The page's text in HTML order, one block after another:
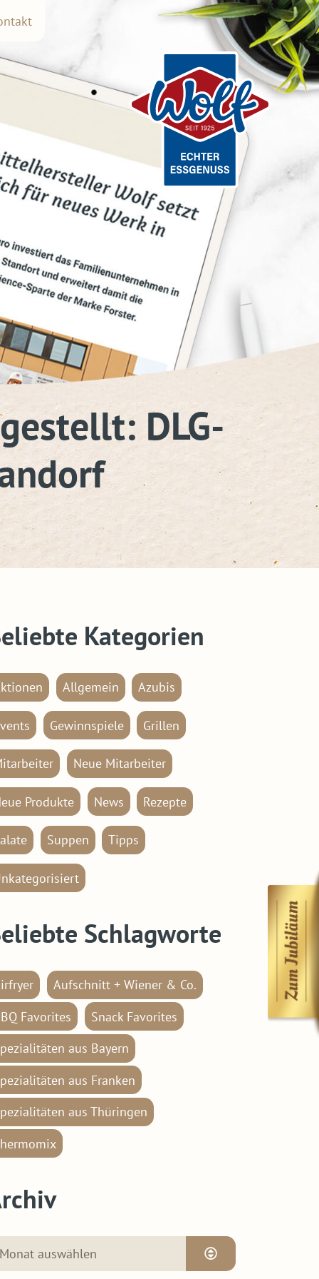
DLG-
Kategorien
Allgemein Azubis
Gewinnspiele Grillen
Neue Mitarbeiter
Produkte News Rezepte
Suppen Tipps
Schlagworte
Aufschnitt + Wiener & Co.
Favorites
Snack Favorites
aus Bayern
aus Franken
aus Thüringen